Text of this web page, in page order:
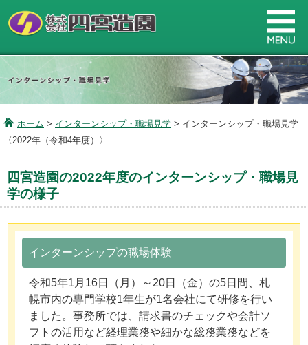
ホーム > インターンシップ・職場見学 > インターンシップ・職場見学
〈2022年（令和4年度）〉
四宮造園の2022年度のインターンシップ・職場見
学の様子
インターンシップの職場体験
令和5年1月16日（月）～20日（金）の5日間、札
幌市内の専門学校1年生が1名会社にて研修を行い
ました。事務所では、請求書のチェックや会計ソ
フトの活用など経理業務や細かな総務業務などを